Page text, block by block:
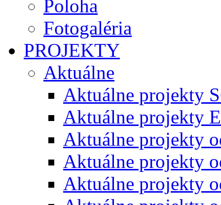
Poloha
Fotogaléria
PROJEKTY
Aktuálne
Aktuálne projekty
Aktuálne projekty
Aktuálne projekty
Aktuálne projekty
Aktuálne projekty